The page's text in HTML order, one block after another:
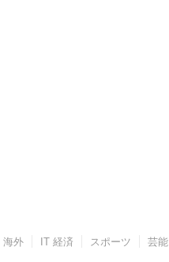
海外 IT 経済 スポーツ 芸能